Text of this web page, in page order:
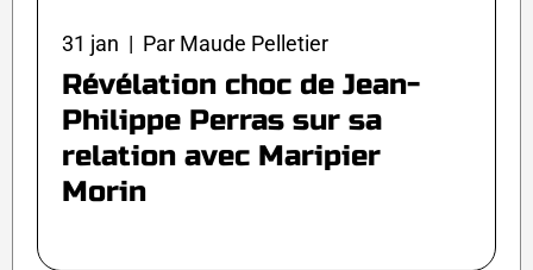
31 jan | Par Maude Pelletier
Révélation choc de Jean-
Philippe Perras sur sa
relation avec Maripier
Morin